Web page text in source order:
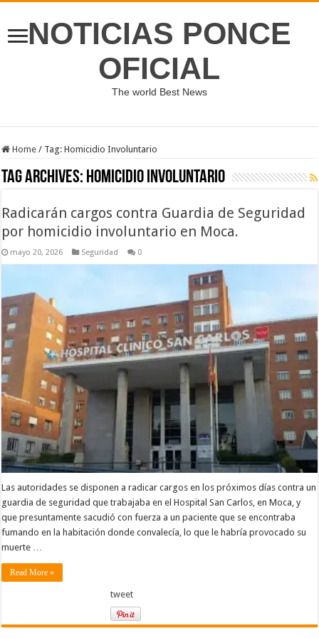
NOTICIAS PONCE
OFICIAL
The world Best News
Home / Tag:Homicidio Involuntario
Tag Archives: Homicidio Involuntario
Radicarán cargos contra Guardia de Seguridad
por homicidio involuntario en Moca.
mayo 20, 2026 Seguridad 0
Las autoridades se disponen a radicar cargos en los próximos días contra un
guardia de seguridad que trabajaba en el Hospital San Carlos, en Moca, y
que presuntamente sacudió con fuerza a un paciente que se encontraba
fumando en la habitación donde convalecía, lo que le habría provocado su
muerte …
Read More »
tweet